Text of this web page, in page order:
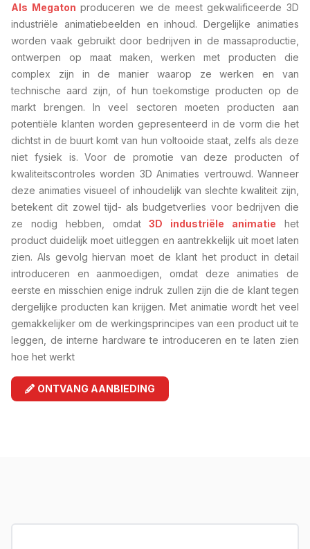
Als Megaton produceren we de meest gekwalificeerde 3D
industriële animatiebeelden en inhoud. Dergelijke animaties
worden vaak gebruikt door bedrijven in de massaproductie,
ontwerpen op maat maken, werken met producten die
complex zijn in de manier waarop ze werken en van
technische aard zijn, of hun toekomstige producten op de
markt brengen. In veel sectoren moeten producten aan
potentiële klanten worden gepresenteerd in de vorm die het
dichtst in de buurt komt van hun voltooide staat, zelfs als deze
niet fysiek is. Voor de promotie van deze producten of
kwaliteitscontroles worden 3D Animaties vertrouwd. Wanneer
deze animaties visueel of inhoudelijk van slechte kwaliteit zijn,
betekent dit zowel tijd- als budgetverlies voor bedrijven die
ze nodig hebben, omdat3D industriële animatie het
product duidelijk moet uitleggen en aantrekkelijk uit moet laten
zien. Als gevolg hiervan moet de klant het product in detail
introduceren en aanmoedigen, omdat deze animaties de
eerste en misschien enige indruk zullen zijn die de klant tegen
dergelijke producten kan krijgen. Met animatie wordt het veel
gemakkelijker om de werkingsprincipes van een product uit te
leggen, de interne hardware te introduceren en te laten zien
hoe het werkt
ONTVANG AANBIEDING